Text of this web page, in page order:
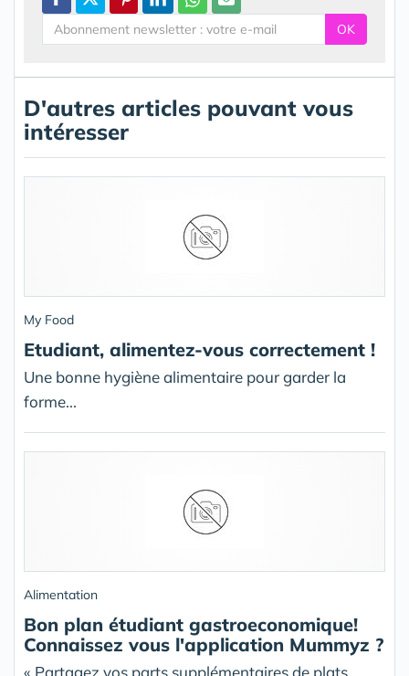
OK
D'autres articles pouvant vous
intéresser
My Food
Etudiant, alimentez-vous correctement !
Une bonne hygiène alimentaire pour garder la
forme...
Alimentation
Bon plan étudiant gastroeconomique!
Connaissez vous l'application Mummyz ?
« Partagez vos parts supplémentaires de plats